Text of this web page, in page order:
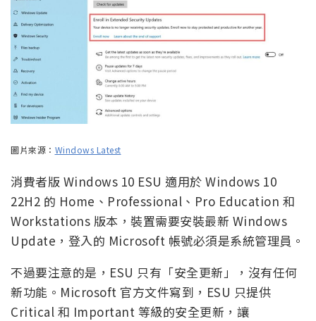
圖片來源： Windows Latest
消費者版 Windows 10 ESU 適用於 Windows 10
22H2 的 Home、Professional、Pro Education 和
Workstations 版本，裝置需要安裝最新 Windows
Update，登入的 Microsoft 帳號必須是系統管理員。
不過要注意的是，ESU 只有「安全更新」，沒有任何
新功能。Microsoft 官方文件寫到，ESU 只提供
Critical 和 Important 等級的安全更新，讓